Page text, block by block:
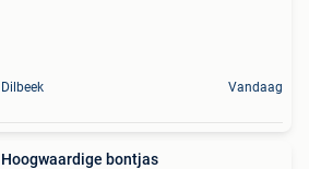
Dilbeek Vandaag
Hoogwaardige bontjas